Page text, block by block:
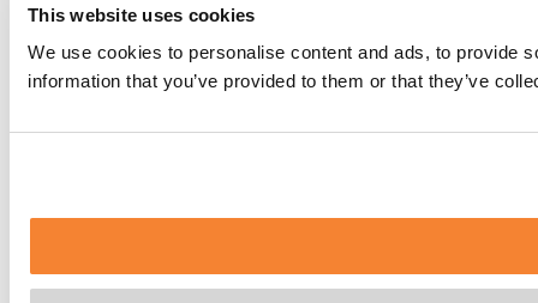
This website uses cookies
We use cookies to personalise content and ads, to provide
information that you’ve provided to them or that they’ve